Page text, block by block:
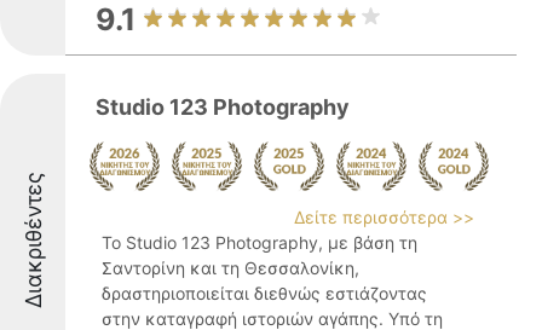
9.1
Διακριθέντες
Studio 123 Photography
Δείτε περισσότερα >>
Το Studio 123 Photography, με βάση τη
Σαντορίνη και τη Θεσσαλονίκη,
δραστηριοποιείται διεθνώς εστιάζοντας
στην καταγραφή ιστοριών αγάπης. Υπό τη